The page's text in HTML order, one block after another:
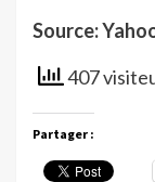
Source:
407
Partager :